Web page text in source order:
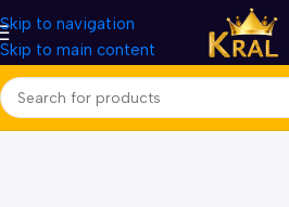
Skip to navigation
Skip to main content